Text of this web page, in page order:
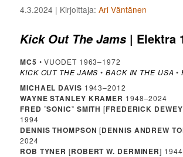
4.3.2024 | Kirjoittaja:Ari Väntänen
Kick Out The Jams | Elektra
MC5 • VUODET 1963–1972
KICK OUT THE JAMS •BACK IN THE USA •
MICHAEL DAVIS 1943–2012
WAYNE STANLEY KRAMER 1948–2024
FRED ”SONIC” SMITH [FREDERICK
1994
DENNIS THOMPSON [DENNIS ANDREW
2024
ROB TYNER [ROBERT W. DERMINER]